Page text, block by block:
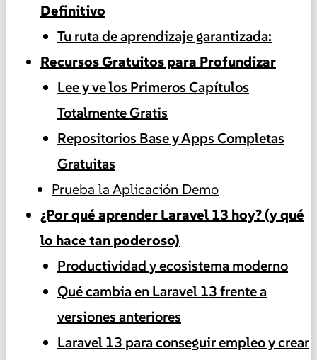
Definitivo
Tu ruta de aprendizaje garantizada:
Recursos Gratuitos para Profundizar
Lee y ve los Primeros Capítulos
Totalmente Gratis
Repositorios Base y Apps Completas
Gratuitas
Prueba la Aplicación Demo
¿Por qué aprender Laravel 13 hoy? (y qué
lo hace tan poderoso)
Productividad y ecosistema moderno
Qué cambia en Laravel 13 frente a
versiones anteriores
Laravel 13 para conseguir empleo y crear